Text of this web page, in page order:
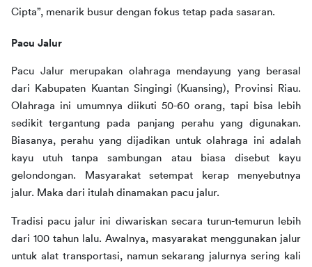
Cipta”, menarik busur dengan fokus tetap pada sasaran.
Pacu Jalur
Pacu Jalur merupakan olahraga mendayung yang berasal
dari Kabupaten Kuantan Singingi (Kuansing), Provinsi Riau.
Olahraga ini umumnya diikuti 50-60 orang, tapi bisa lebih
sedikit tergantung pada panjang perahu yang digunakan.
Biasanya, perahu yang dijadikan untuk olahraga ini adalah
kayu utuh tanpa sambungan atau biasa disebut kayu
gelondongan. Masyarakat setempat kerap menyebutnya
jalur. Maka dari itulah dinamakan pacu jalur.
Tradisi pacu jalur ini diwariskan secara turun-temurun lebih
dari 100 tahun lalu. Awalnya, masyarakat menggunakan jalur
untuk alat transportasi, namun sekarang jalurnya sering kali